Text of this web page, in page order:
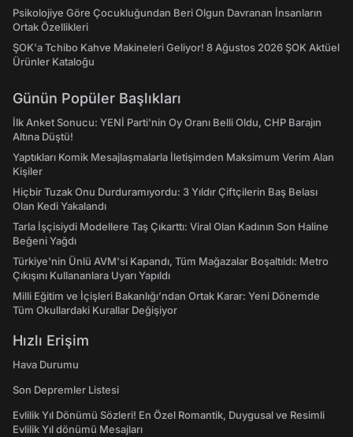
Psikolojiye Göre Çocukluğundan Beri Olgun Davranan İnsanların
Ortak Özellikleri
ŞOK'a Tchibo Kahve Makineleri Geliyor! 8 Ağustos 2026 ŞOK Aktüel
Ürünler Kataloğu
Günün Popüler Başlıkları
İlk Anket Sonucu: YENİ Parti'nin Oy Oranı Belli Oldu, CHP Barajın
Altına Düştü!
Yaptıkları Komik Mesajlaşmalarla İletişimden Maksimum Verim Alan
Kişiler
Hiçbir Tuzak Onu Durduramıyordu: 3 Yıldır Çiftçilerin Baş Belası
Olan Kedi Yakalandı
Tarla İşçisiydi Modellere Taş Çıkarttı: Viral Olan Kadının Son Haline
Beğeni Yağdı
Türkiye'nin Ünlü AVM'si Kapandı, Tüm Mağazalar Boşaltıldı: Metro
Çıkışını Kullananlara Uyarı Yapıldı
Milli Eğitim ve İçişleri Bakanlığı’ndan Ortak Karar: Yeni Dönemde
Tüm Okullardaki Kurallar Değişiyor
Hızlı Erişim
Hava Durumu
Son Depremler Listesi
Evlilik Yıl Dönümü Sözleri! En Özel Romantik, Duygusal ve Resimli
Evlilik Yıl dönümü Mesajları